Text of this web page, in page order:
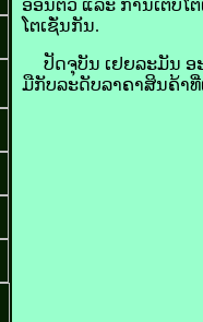
ອອ່ນ​ຕົວ ແລະ ການ​ເຕີບ​ໂ
​ໂຕເຊັ່ນ​ກັນ.
ປັດຈຸບັນ ເຢຍ​ລະ​ມັນ ອະ
ມື​ກັບລະດັບລາຄາ​ສິນຄ້າທີ່​